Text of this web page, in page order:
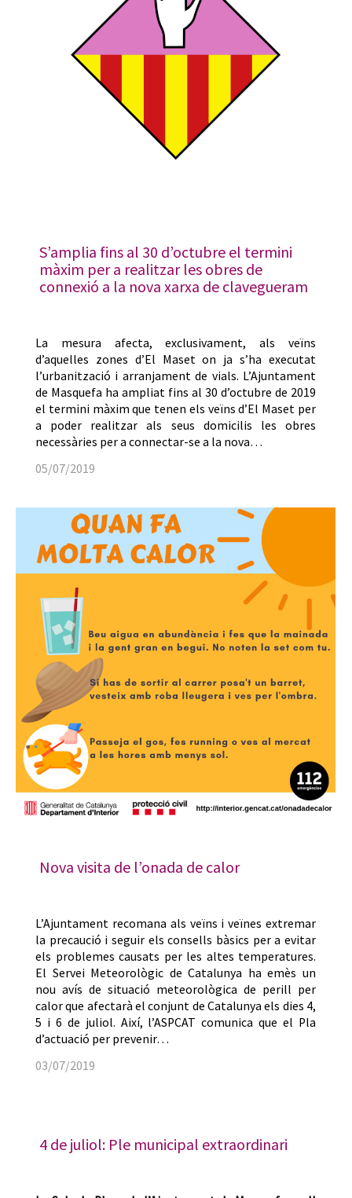
S’amplia fins al 30 d’octubre el termini
màxim per a realitzar les obres de
connexió a la nova xarxa de clavegueram
La mesura afecta, exclusivament, als veïns
d’aquelles zones d’El Maset on ja s’ha executat
l’urbanització i arranjament de vials. L’Ajuntament
de Masquefa ha ampliat fins al 30 d’octubre de 2019
el termini màxim que tenen els veïns d’El Maset per
a poder realitzar als seus domicilis les obres
necessàries per a connectar-se a la nova…
05/07/2019
Nova visita de l’onada de calor
L’Ajuntament recomana als veïns i veïnes extremar
la precaució i seguir els consells bàsics per a evitar
els problemes causats per les altes temperatures.
El Servei Meteorològic de Catalunya ha emès un
nou avís de situació meteorològica de perill per
calor que afectarà el conjunt de Catalunya els dies 4,
5 i 6 de juliol. Així, l’ASPCAT comunica que el Pla
d’actuació per prevenir…
03/07/2019
4 de juliol: Ple municipal extraordinari